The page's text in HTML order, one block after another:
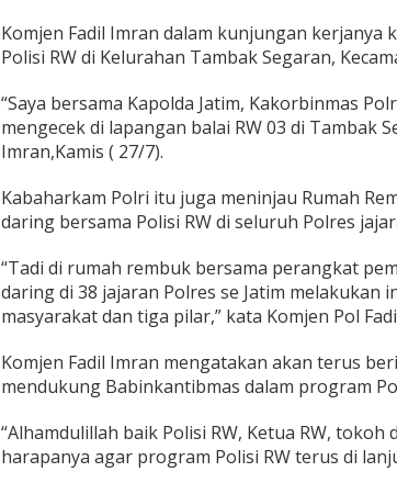
a
m
T
n
j
a
o
l
s
i
R
W
i
S
a
b
Komjen Fadil Imran dalam kunjungan kerjanya
Polisi RW di Kelurahan Tambak Segaran,
“Saya bersama Kapolda Jatim, Kakorbinmas
mengecek di lapangan balai RW 03 di Tambak
Imran,Kamis ( 27/7).
Kabaharkam Polri itu juga meninjau Rumah
daring bersama Polisi RW di seluruh Polres
“Tadi di rumah rembuk bersama perangkat
daring di 38 jajaran Polres se Jatim melakukan
masyarakat dan tiga pilar,” kata Komjen Pol
Komjen Fadil Imran mengatakan akan terus
mendukung Babinkantibmas dalam program
“Alhamdulillah baik Polisi RW, Ketua RW,
harapanya agar program Polisi RW terus di